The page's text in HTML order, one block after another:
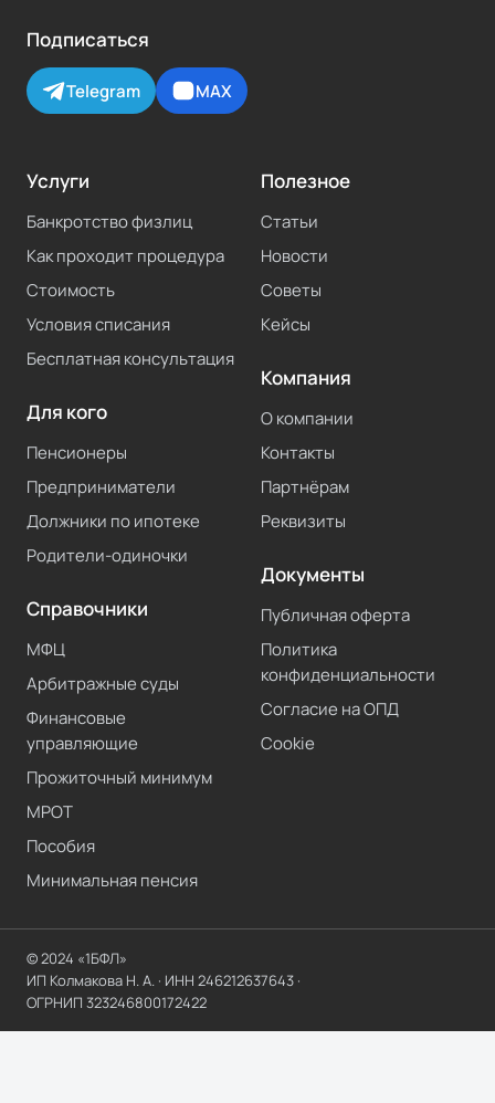
Подписаться
Telegram MAX
Услуги
Банкротство физлиц
Как проходит процедура
Стоимость
Условия списания
Бесплатная консультация
Для кого
Пенсионеры
Предприниматели
Должники по ипотеке
Родители-одиночки
Справочники
МФЦ
Арбитражные суды
Финансовые
управляющие
Прожиточный минимум
МРОТ
Пособия
Минимальная пенсия
Полезное
Статьи
Новости
Советы
Кейсы
Компания
О компании
Контакты
Партнёрам
Реквизиты
Документы
Публичная оферта
Политика
конфиденциальности
Согласие на ОПД
Cookie
© 2024 «1БФЛ»
ИП Колмакова Н. А. · ИНН 246212637643 ·
ОГРНИП 323246800172422